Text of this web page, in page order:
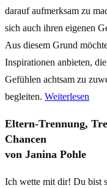
darauf aufmerksam zu
sich auch ihren eigenen
Aus diesem Grund
Inspirationen anbieten,
Gefühlen achtsam zu
begleiten. Weiterlesen
Eltern-Trennung,
Chancen
von Janina Pohle
Ich wette mit dir! Du bist